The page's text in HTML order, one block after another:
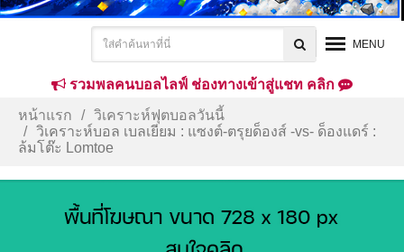
MENU
รวมพลคนบอลไลฟ์ ช่องทางเข้าสู่แชท คลิก
หน้าแรก
วิเคราะห์ฟุตบอลวันนี้
วิเคราะห์บอล เบลเยียม : แซงต์-ตรุยด็องส์ -vs- ด็องแดร์ :
ล้มโต๊ะ Lomtoe